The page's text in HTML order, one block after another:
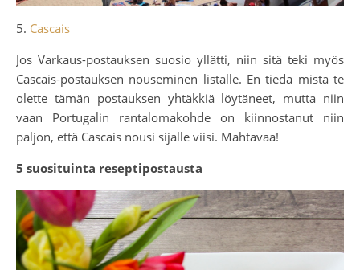
5. Cascais
Jos Varkaus-postauksen suosio yllätti, niin sitä teki myös
Cascais-postauksen nouseminen listalle. En tiedä mistä te
olette tämän postauksen yhtäkkiä löytäneet, mutta niin
vaan Portugalin rantalomakohde on kiinnostanut niin
paljon, että Cascais nousi sijalle viisi. Mahtavaa!
5 suosituinta reseptipostausta